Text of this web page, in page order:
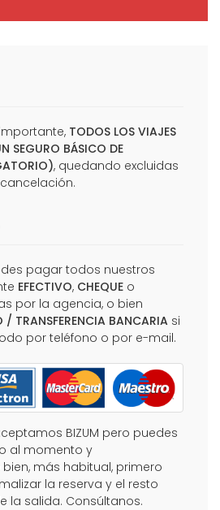
TODOS LOS VIAJES
SEGURO BÁSICO DE
, quedando excluidas
pagar todos nuestros
EFECTIVO, CHEQUE o
por la agencia, o bien
/ TRANSFERENCIA BANCARIA si
por teléfono o por e-mail.
BIZUM pero puedes
al momento y
más habitual, primero
la reserva y el resto
la salida. Consúltanos.